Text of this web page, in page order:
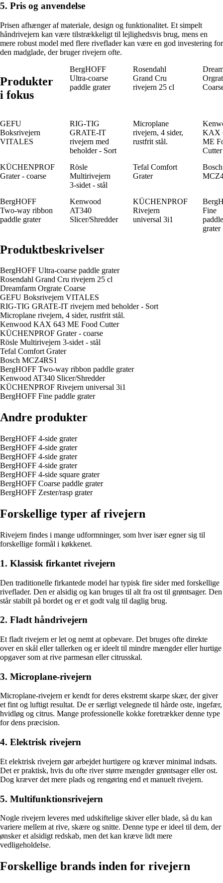
5. Pris og anvendelse
Prisen afhænger af materiale, design og funktionalitet. Et simpelt
håndrivejern kan være tilstrækkeligt til lejlighedsvis brug, mens en
mere robust model med flere riveflader kan være en god investering for
den madglade, der bruger rivejern ofte.
Produkter
i fokus
BergHOFF
Ultra-coarse
paddle grater
Rosendahl
Grand Cru
rivejern 25 cl
GEFU
Boksrivejern
VITALES
RIG-TIG
GRATE-IT
rivejern med
beholder - Sort
Microplane
rivejern, 4 sider,
rustfrit stål.
KAX
ME
Cutter
KÜCHENPROF
Grater - coarse
Rösle
Multirivejern
3-sidet - stål
Tefal Comfort
Grater
Bosch
BergHOFF
Two-way ribbon
paddle grater
Kenwood
AT340
Slicer/Shredder
KÜCHENPROF
Rivejern
universal 3i1
Fine
paddle
grater
Produktbeskrivelser
BergHOFF Ultra-coarse paddle grater
Rosendahl Grand Cru rivejern 25 cl
Dreamfarm Orgrate Coarse
GEFU Boksrivejern VITALES
RIG-TIG GRATE-IT rivejern med beholder - Sort
Microplane rivejern, 4 sider, rustfrit stål.
Kenwood KAX 643 ME Food Cutter
KÜCHENPROF Grater - coarse
Rösle Multirivejern 3-sidet - stål
Tefal Comfort Grater
Bosch MCZ4RS1
BergHOFF Two-way ribbon paddle grater
Kenwood AT340 Slicer/Shredder
KÜCHENPROF Rivejern universal 3i1
BergHOFF Fine paddle grater
Andre produkter
BergHOFF 4-side grater
BergHOFF 4-side grater
BergHOFF 4-side grater
BergHOFF 4-side grater
BergHOFF 4-side square grater
BergHOFF Coarse paddle grater
BergHOFF Zester/rasp grater
Forskellige typer af rivejern
Rivejern findes i mange udformninger, som hver især egner sig til
forskellige formål i køkkenet.
1. Klassisk firkantet rivejern
Den traditionelle firkantede model har typisk fire sider med forskellige
riveflader. Den er alsidig og kan bruges til alt fra ost til grøntsager. Den
står stabilt på bordet og er et godt valg til daglig brug.
2. Fladt håndrivejern
Et fladt rivejern er let og nemt at opbevare. Det bruges ofte direkte
over en skål eller tallerken og er ideelt til mindre mængder eller hurtige
opgaver som at rive parmesan eller citrusskal.
3. Microplane-rivejern
Microplane-rivejern er kendt for deres ekstremt skarpe skær, der giver
et fint og luftigt resultat. De er særligt velegnede til hårde oste, ingefær,
hvidløg og citrus. Mange professionelle kokke foretrækker denne type
for dens præcision.
4. Elektrisk rivejern
Et elektrisk rivejern gør arbejdet hurtigere og kræver minimal indsats.
Det er praktisk, hvis du ofte river større mængder grøntsager eller ost.
Dog kræver det mere plads og rengøring end et manuelt rivejern.
5. Multifunktionsrivejern
Nogle rivejern leveres med udskiftelige skiver eller blade, så du kan
variere mellem at rive, skære og snitte. Denne type er ideel til dem, der
ønsker et alsidigt redskab, men det kan kræve lidt mere
vedligeholdelse.
Forskellige brands inden for rivejern